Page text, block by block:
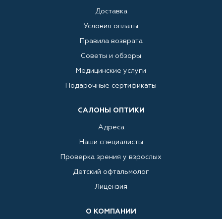
Доставка
Условия оплаты
Правила возврата
Советы и обзоры
Медицинские услуги
Подарочные сертификаты
САЛОНЫ ОПТИКИ
Адреса
Наши специалисты
Проверка зрения у взрослых
Детский офтальмолог
Лицензия
О КОМПАНИИ